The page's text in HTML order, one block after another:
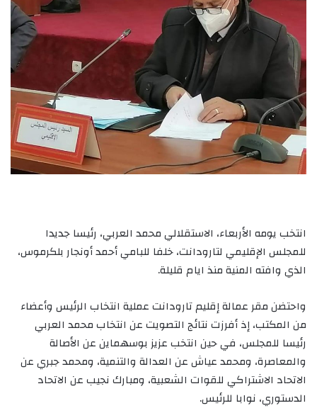
انتخب يومه الأربعاء، الاستقلالي محمد العربي، رئيسا جديدا
للمجلس الإقليمي لتارودانت، خلفا للبامي أحمد أونجار بلكرموس،
الذي وافته المنية منذ ايام قليلة.
واحتضن مقر عمالة إقليم تارودانت عملية انتخاب الرئيس وأعضاء
من المكتب، إذ أفرزت نتائج التصويت عن انتخاب محمد العربي
رئيسا للمجلس، في حين انتخب عزيز بوسهماين عن الأصالة
والمعاصرة، ومحمد عياش عن العدالة والتنمية، ومحمد جبري عن
الاتحاد الاشتراكي للقوات الشعبية، ومبارك نجيب عن الاتحاد
الدستوري، نوابا للرئيس.